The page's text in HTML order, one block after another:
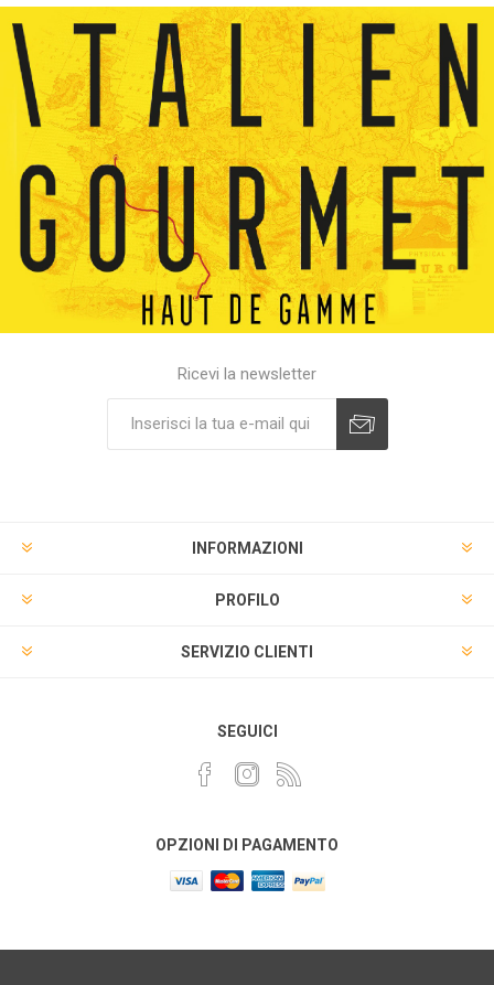
Ricevi la newsletter
INFORMAZIONI
PROFILO
SERVIZIO CLIENTI
SEGUICI
OPZIONI DI PAGAMENTO